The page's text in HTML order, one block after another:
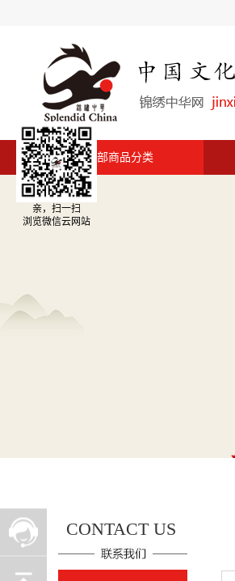
全部商品分类
CONTACT US
亲，扫一扫
浏览微信云网站